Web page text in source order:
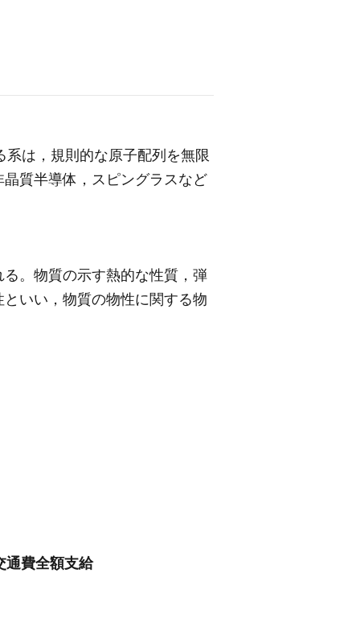
は，規則的な原子配列を無限
質半導体，スピングラスなど
。物質の示す熱的な性質，弾
いい，物質の物性に関する物
通費全額支給